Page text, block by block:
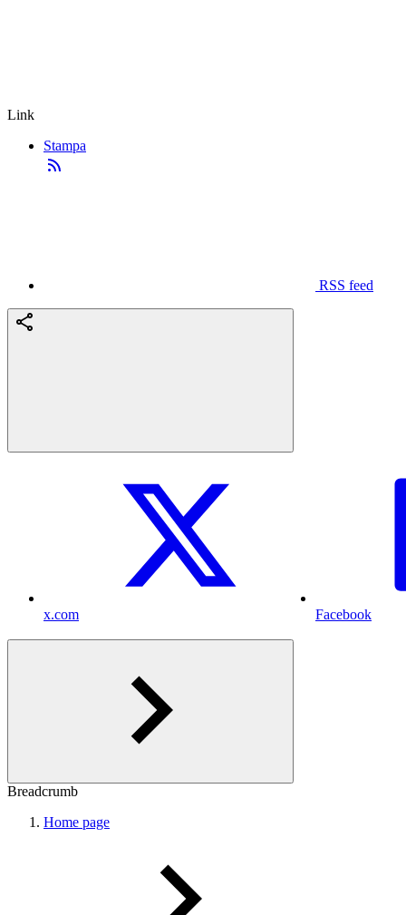
Link
Stampa
RSS feed
x.com Facebook
Breadcrumb
Home page